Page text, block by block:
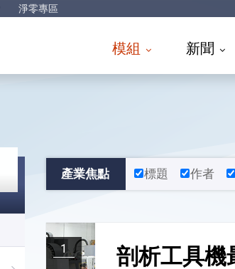
淨零專區
模組 新聞
產業焦點 標題 作者
1 剖析工具機